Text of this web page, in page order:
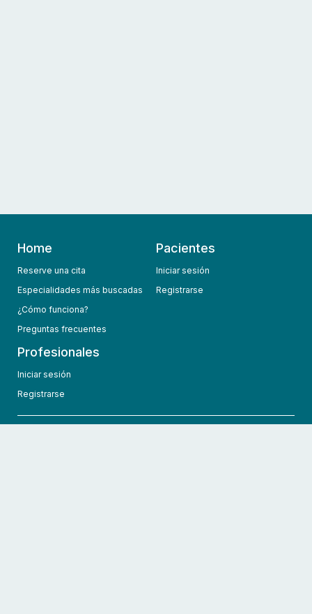
Home
Reserve una cita
Especialidades más buscadas
¿Cómo funciona?
Preguntas frecuentes
Pacientes
Iniciar sesión
Registrarse
Profesionales
Iniciar sesión
Registrarse